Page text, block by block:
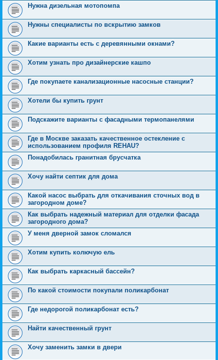
Нужна дизельная мотопомпа
Нужны специалисты по вскрытию замков
Какие варианты есть с деревянными окнами?
Хотим узнать про дизайнерские кашпо
Где покупаете канализационные насосные станции?
Хотели бы купить грунт
Подскажите варианты с фасадными термопанелями
Где в Москве заказать качественное остекление с
использованием профиля REHAU?
Понадобилась гранитная брусчатка
Хочу найти септик для дома
Какой насос выбрать для откачивания сточных вод в
загородном доме?
Как выбрать надежный материал для отделки фасада
загородного дома?
У меня дверной замок сломался
Хотим купить колючую ель
Как выбрать каркасный бассейн?
По какой стоимости покупали поликарбонат
Где недорогой поликарбонат есть?
Найти качественный грунт
Хочу заменить замки в двери